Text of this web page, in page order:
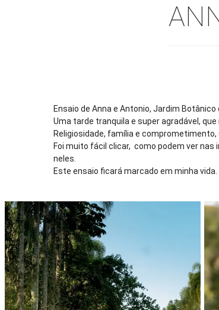
Ensaio de Anna e Antonio, Jardim Botânico
Uma tarde tranquila e super agradável,
Religiosidade, família e comprometimento,
Foi muito fácil clicar, como podem ver
neles.
Este ensaio ficará marcado em minha vida.